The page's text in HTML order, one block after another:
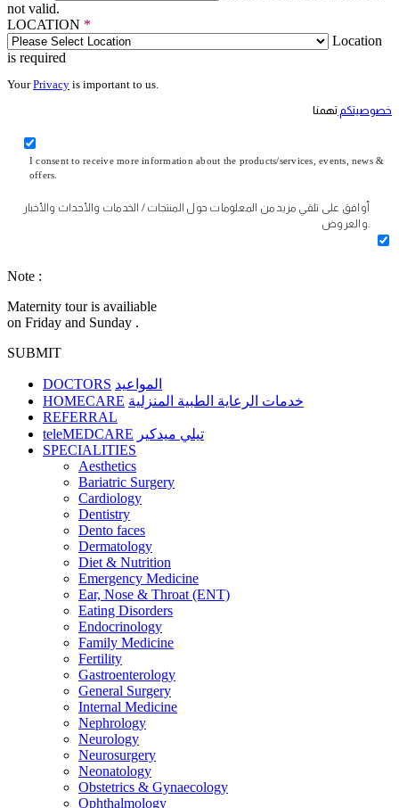
not valid.
LOCATION *
Location
is required
YourPrivacy is important to us.
خصوصيتكم تهمنا
I consent to receive more information about the products/services, events, news &
offers.
أوافق على تلقي مزيد من المعلومات حول المنتجات / الخدمات والأحداث والأخبار
والعروض.
Note :
Maternity tour is availiable
on Friday and Sunday .
SUBMIT
DOCTORS المواعيد
HOMECARE خدمات الرعاية الطبية المنزلية
REFERRAL
teleMEDCARE تيلي ميدكير
SPECIALITIES
Aesthetics
Bariatric Surgery
Cardiology
Dentistry
Dento faces
Dermatology
Diet & Nutrition
Emergency Medicine
Ear, Nose & Throat (ENT)
Eating Disorders
Endocrinology
Family Medicine
Fertility
Gastroenterology
General Surgery
Internal Medicine
Nephrology
Neurology
Neurosurgery
Neonatology
Obstetrics & Gynaecology
Ophthalmology